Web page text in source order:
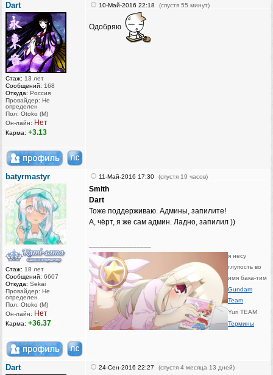
Dart
Стаж: 13 лет
Сообщений: 168
Откуда: Россия
Провайдер: Не
определен
Пол: Otoko (M)
Он-лайн: Нет
Карма: +3.13
10-Май-2016 22:18 (спустя 55 минут)
Одобряю
batyrmastyr
Стаж: 18 лет
Сообщений: 6607
Откуда: Sekai
Провайдер: Не
определен
Пол: Otoko (M)
Он-лайн: Нет
Карма: +36.37
11-Май-2016 17:30 (спустя 19 часов)
Smith
Dart
Тоже поддерживаю. Админы, запилите!
А, чёрт, я же сам админ. Ладно, запилил ))
я несу
глупость во
имя бака-тим
Gundam
Team
Yuri TEAM
Термины
Dart 24-Сен-2016 22:27 (спустя 4 месяца 13 дней)